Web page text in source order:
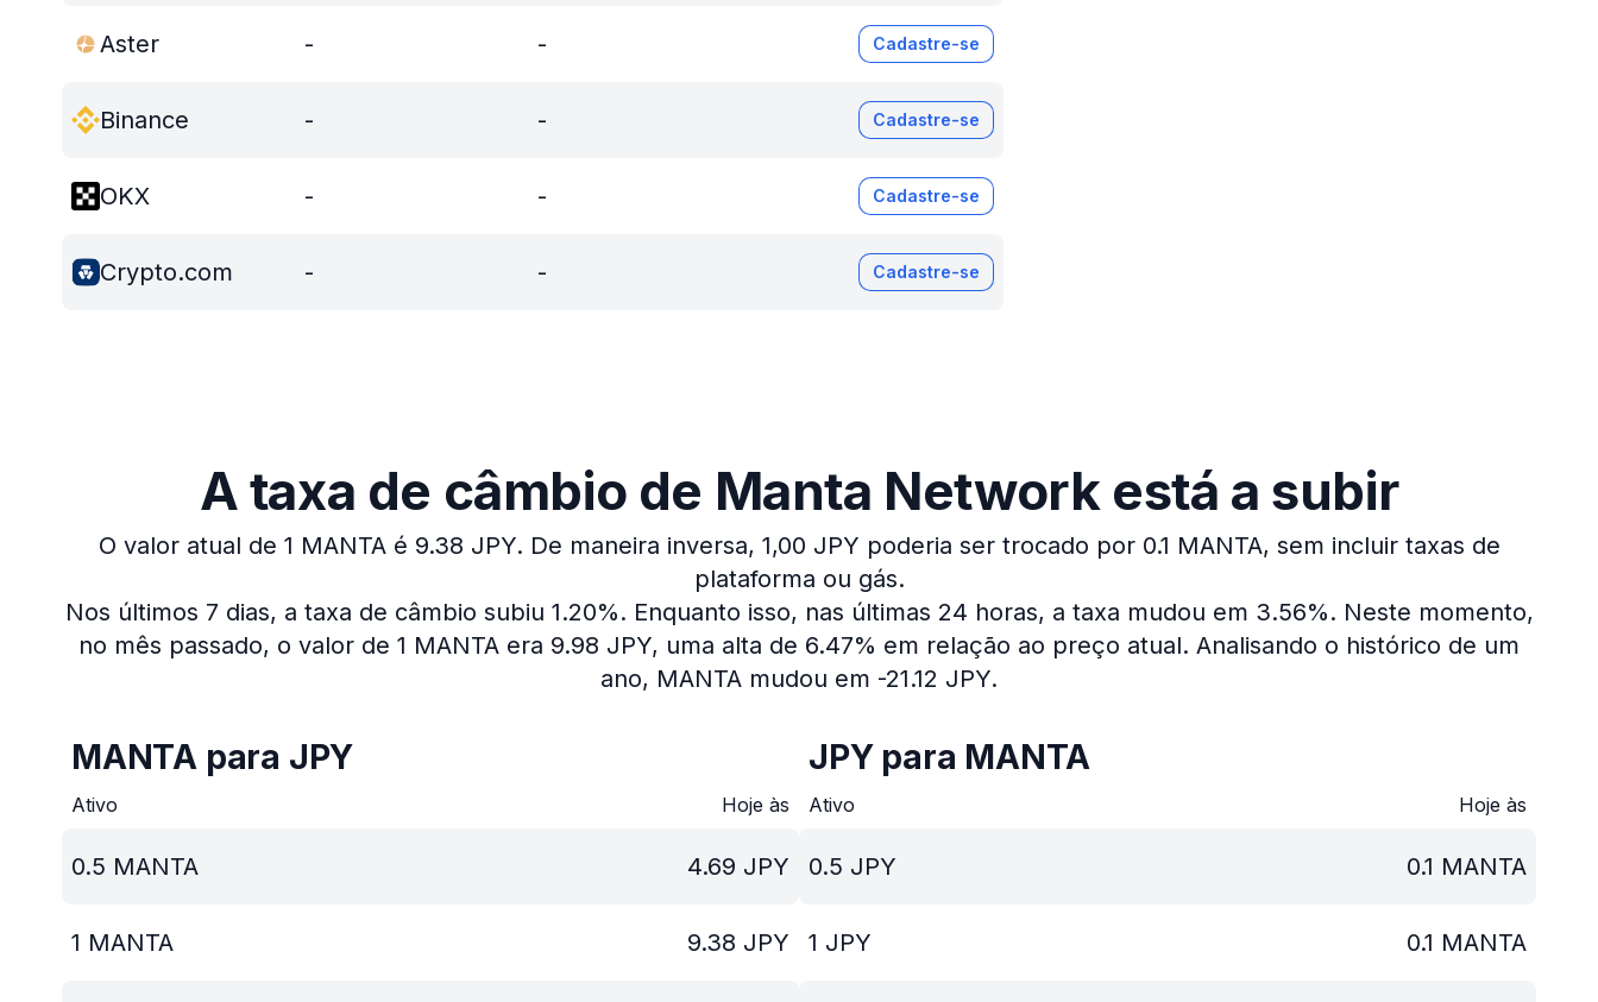
Aster - - Cadastre-se
Binance - - Cadastre-se
OKX - - Cadastre-se
Crypto.com - - Cadastre-se
A taxa de câmbio de Manta Network está a subir
O valor atual de 1 MANTA é 9.38 JPY. De maneira inversa, 1,00 JPY poderia ser trocado por 0.1 MANTA, sem incluir taxas de
plataforma ou gás.
Nos últimos 7 dias, a taxa de câmbio subiu 1.20%. Enquanto isso, nas últimas 24 horas, a taxa mudou em 3.56%. Neste momento,
no mês passado, o valor de 1 MANTA era 9.98 JPY, uma alta de 6.47% em relação ao preço atual. Analisando o histórico de um
ano, MANTA mudou em -21.12 JPY.
MANTA para JPY
Ativo Hoje às
0.5 MANTA 4.69 JPY
1 MANTA 9.38 JPY
JPY para MANTA
Ativo Hoje às
0.5 JPY 0.1 MANTA
1 JPY 0.1 MANTA